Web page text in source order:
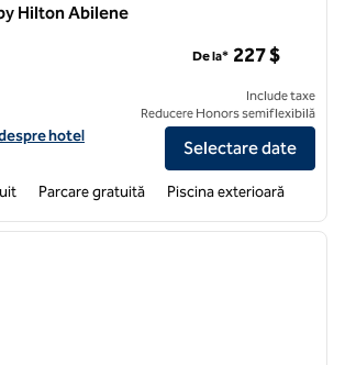
Hilton Abilene
hotelului pentru Home2 Suites by Hilton Abilene
hotel
De la* 227 $
Include taxe
Reducere Honors semiflexibilă
Selectare date
Parcare gratuită Piscina exterioară